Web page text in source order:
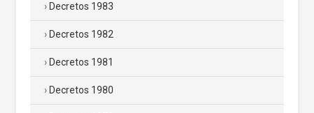
Decretos 1983
Decretos 1982
Decretos 1981
Decretos 1980